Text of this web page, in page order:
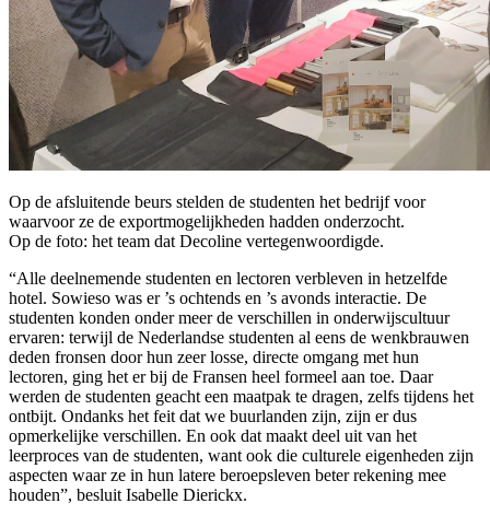
Op de afsluitende beurs stelden de studenten het bedrijf voor
waarvoor ze de exportmogelijkheden hadden onderzocht.
Op de foto: het team dat Decoline vertegenwoordigde.
“Alle deelnemende studenten en lectoren verbleven in hetzelfde
hotel. Sowieso was er ’s ochtends en ’s avonds interactie. De
studenten konden onder meer de verschillen in onderwijscultuur
ervaren: terwijl de Nederlandse studenten al eens de wenkbrauwen
deden fronsen door hun zeer losse, directe omgang met hun
lectoren, ging het er bij de Fransen heel formeel aan toe. Daar
werden de studenten geacht een maatpak te dragen, zelfs tijdens het
ontbijt. Ondanks het feit dat we buurlanden zijn, zijn er dus
opmerkelijke verschillen. En ook dat maakt deel uit van het
leerproces van de studenten, want ook die culturele eigenheden zijn
aspecten waar ze in hun latere beroepsleven beter rekening mee
houden”, besluit Isabelle Dierickx.